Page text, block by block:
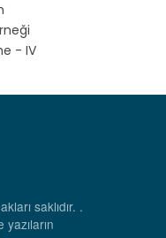
- IV
saklıdır. .